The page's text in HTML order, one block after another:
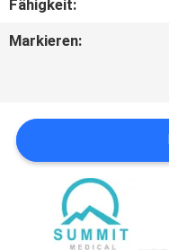
TRETEN
UNS
IN
VERBINDUNG
Fähigkeit:
Markieren: